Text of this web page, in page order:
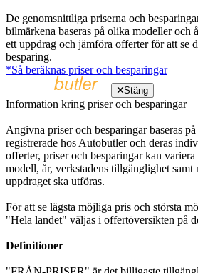
De genomsnittliga priserna och
bilmärkena baseras på olika modeller och
ett uppdrag och jämföra offerter för att se
besparing.
*Så beräknas priser och besparingar
Stäng
Information kring priser och besparingar
Angivna priser och besparingar baseras
registrerade hos Autobutler och deras
offerter, priser och besparingar kan
modell, år, verkstadens tillgänglighet samt
uppdraget ska utföras.
För att se lägsta möjliga pris och största
"Hela landet" väljas i offertöversikten på
Definitioner